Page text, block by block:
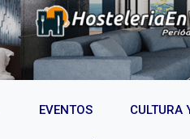
EVENTOS CULTURA